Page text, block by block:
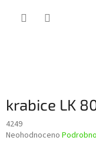
krabice LK
4249
Průměrné
Neohodnoceno